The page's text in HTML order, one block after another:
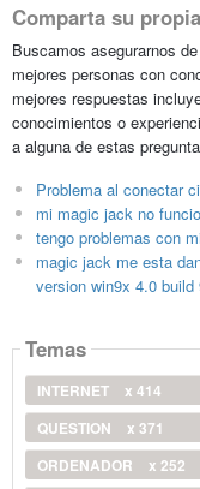
Comparta su
Buscamos asegurarnos
mejores personas con
mejores respuestas
conocimientos o
a alguna de estas
Problema al conectar
mi magic jack no
tengo problemas con
magic jack me esta
version win9x 4.0 build
Temas
INTERNET
x 414
QUESTION
x 371
ORDENADOR
x 252